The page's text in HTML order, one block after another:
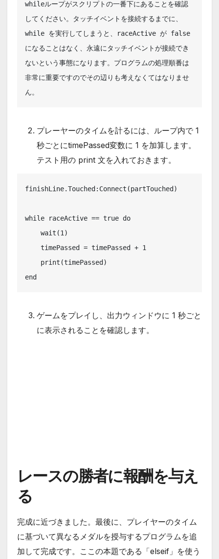
whileループがスクリプトの一番下にあることを確認
してください。タッチイベントを接続するまでに、
while を実行してしまうと、raceActive が false
になることはなく、永遠にタッチイベントが接続でき
ないという事態になります。プログラムの処理順番は
非常に重要ですのでその辺りも考えなくてはなりませ
ん。
プレーヤーのタイムを計るには、ループ内で 1
秒ごとにtimePassed変数に 1 を加算します。
テスト用の print 文を入れておきます。
finishLine.Touched:Connect(partTouched)
while raceActive == true do
end
ゲームをプレイし、出力ウィンドウに 1 秒ごと
に表示されることを確認します。
レースの勝者に報酬を与え
る
完成に近づきました。最後に、プレイヤーのタイム
に基づいて異なるメダルを授与するプログラムを追
加して完成です。ここの本題である「elseif」を使う